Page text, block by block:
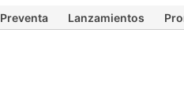
Preventa Lanzamientos